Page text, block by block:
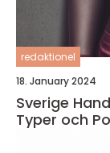
redaktionel
18. January 2024
Sverige
Typer och